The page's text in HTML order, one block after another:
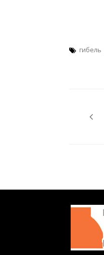
гибель
записям